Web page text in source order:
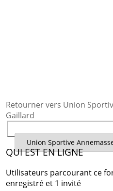
Retourner vers Union
Gaillard
QUI EST EN LIGNE
Utilisateurs parcourant ce
enregistré et 1 invité